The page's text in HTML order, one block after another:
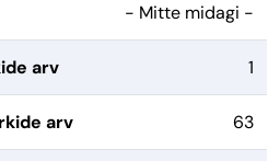
- Mitte midagi -
arv 1
arv 63